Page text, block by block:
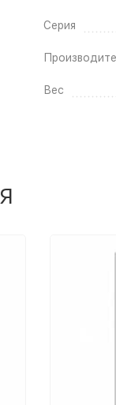
Серия
Вес